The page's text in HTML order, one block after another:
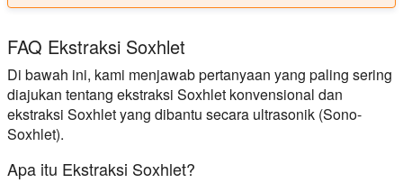
FAQ Ekstraksi Soxhlet
Di bawah ini, kami menjawab pertanyaan yang paling sering
diajukan tentang ekstraksi Soxhlet konvensional dan
ekstraksi Soxhlet yang dibantu secara ultrasonik (Sono-
Soxhlet).
Apa itu Ekstraksi Soxhlet?